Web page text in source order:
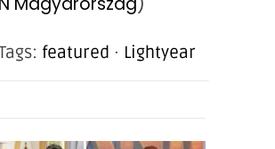
featured · Lightyear